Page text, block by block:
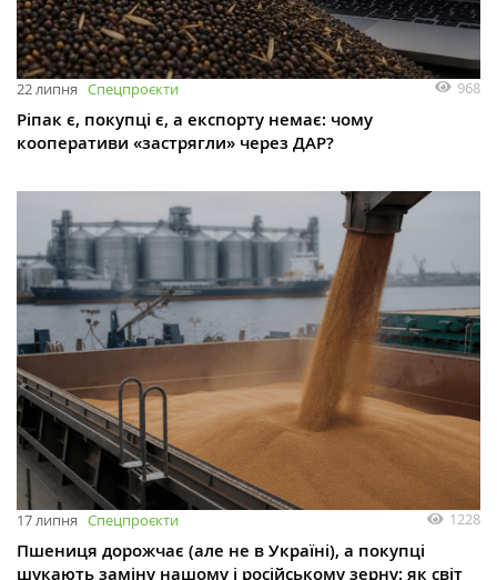
22 липня Спецпроєкти 968
Ріпак є, покупці є, а експорту немає: чому
кооперативи «застрягли» через ДАР?
17 липня Спецпроєкти 1228
Пшениця дорожчає (але не в Україні), а покупці
шукають заміну нашому і російському зерну: як світ